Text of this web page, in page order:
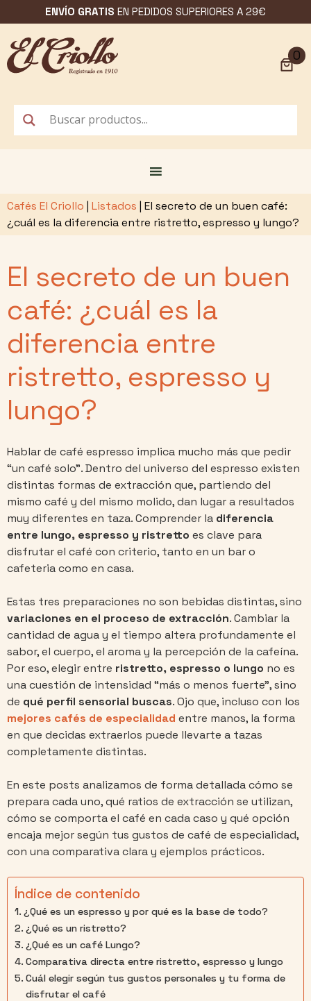
al
contenido
ENVÍO GRATIS EN PEDIDOS SUPERIORES A 29€
0
Cafés El Criollo | Listados | El secreto de un buen café:
¿cuál es la diferencia entre ristretto, espresso y lungo?
El secreto de un buen
café: ¿cuál es la
diferencia entre
ristretto, espresso y
lungo?
Hablar de café espresso implica mucho más que pedir
“un café solo”. Dentro del universo del espresso existen
distintas formas de extracción que, partiendo del
mismo café y del mismo molido, dan lugar a resultados
muy diferentes en taza. Comprender la diferencia
entre lungo, espresso y ristretto es clave para
disfrutar el café con criterio, tanto en un bar o
cafeteria como en casa.
Estas tres preparaciones no son bebidas distintas, sino
variaciones en el proceso de extracción. Cambiar la
cantidad de agua y el tiempo altera profundamente el
sabor, el cuerpo, el aroma y la percepción de la cafeína.
Por eso, elegir entre ristretto, espresso o lungo no es
una cuestión de intensidad “más o menos fuerte”, sino
de qué perfil sensorial buscas. Ojo que, incluso con los
mejores cafés de especialidad entre manos, la forma
en que decidas extraerlos puede llevarte a tazas
completamente distintas.
En este posts analizamos de forma detallada cómo se
prepara cada uno, qué ratios de extracción se utilizan,
cómo se comporta el café en cada caso y qué opción
encaja mejor según tus gustos de café de especialidad,
con una comparativa clara y ejemplos prácticos.
Índice de contenido
¿Qué es un espresso y por qué es la base de todo?
¿Qué es un ristretto?
¿Qué es un café Lungo?
Comparativa directa entre ristretto, espresso y lungo
Cuál elegir según tus gustos personales y tu forma de
disfrutar el café